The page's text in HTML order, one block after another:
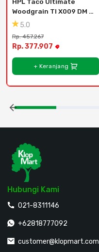
Woodgrain TI X009 DM -
TI X0099 DM - Ti X0099
5.0
Rp. 457.267
Rp. 377.907
+ Keranjang
Hubungi Kami
021-8311146
+62818777092
customer@klopmart.com